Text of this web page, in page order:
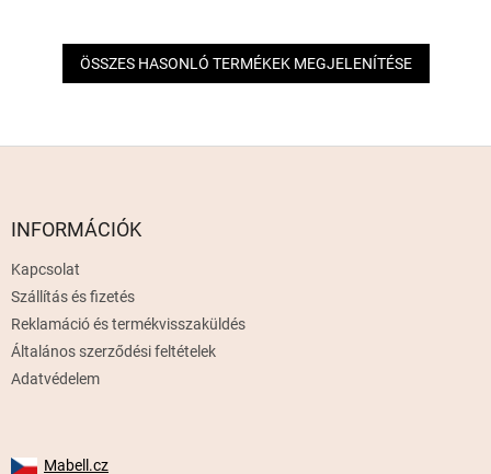
ÖSSZES HASONLÓ TERMÉKEK MEGJELENÍTÉSE
INFORMÁCIÓK
Kapcsolat
Szállítás és fizetés
Reklamáció és termékvisszaküldés
Általános szerződési feltételek
Adatvédelem
Mabell.cz